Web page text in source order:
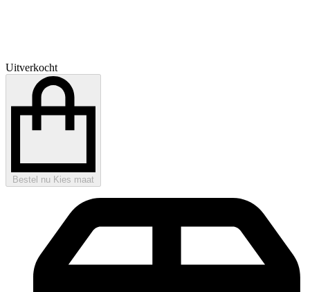
Uitverkocht
Bestel nu Kies maat